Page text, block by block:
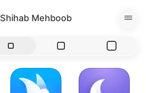
Shihab Mehboob